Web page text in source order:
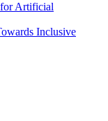
Artificial
Inclusive